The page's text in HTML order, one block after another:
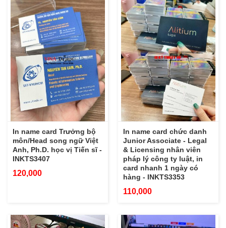
In name card Trưởng bộ
môn/Head song ngữ Việt
Anh, Ph.D. học vị Tiến sĩ -
INKTS3407
120,000
In name card chức danh
Junior Associate - Legal
& Licensing nhân viên
pháp lý công ty luật, in
card nhanh 1 ngày có
hàng - INKTS3353
110,000